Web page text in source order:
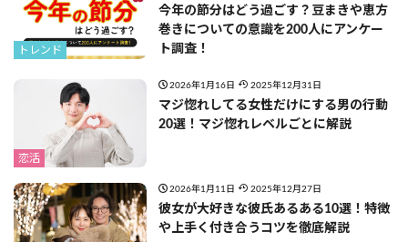
トレンド
今年の節分はどう過ごす？豆まきや恵方
巻きについての意識を200人にアンケー
ト調査！
恋活
2026年1月16日 2025年12月31日
マジ惚れしてる女性だけにする男の行動
20選！マジ惚れレベルごとに解説
2026年1月11日 2025年12月27日
彼女が大好きな彼氏あるある10選！特徴
や上手く付き合うコツを徹底解説